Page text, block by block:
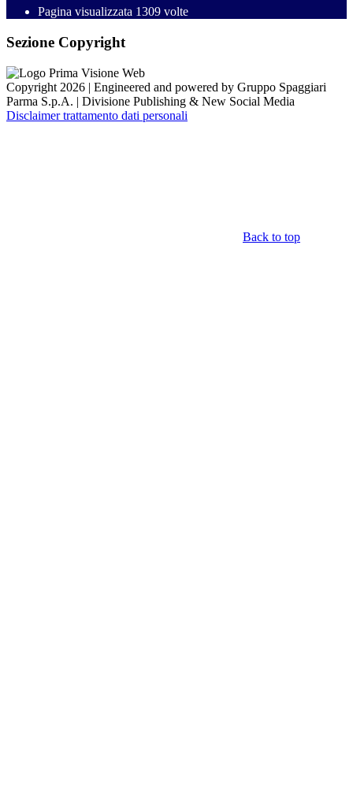
Pagina visualizzata 1309 volte
Sezione Copyright
Copyright 2026 | Engineered and powered by Gruppo Spaggiari
Parma S.p.A. | Divisione Publishing & New Social Media
Disclaimer trattamento dati personali
Back to top